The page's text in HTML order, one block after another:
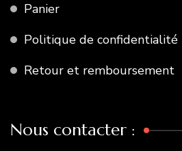
Panier
Politique de confidentialité
Retour et remboursement
Nous contacter :